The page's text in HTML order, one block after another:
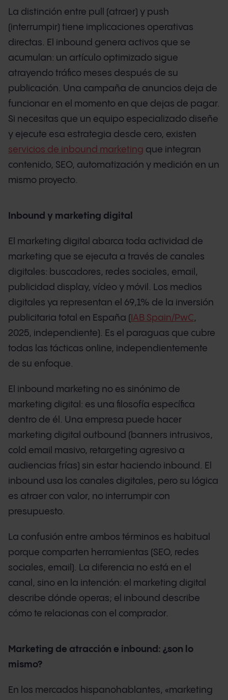
La distinción entre pull (atraer) y push
(interrumpir) tiene implicaciones operativas
directas. El inbound genera activos que se
acumulan: un artículo optimizado sigue
atrayendo tráfico meses después de su
publicación. Una campaña de anuncios deja de
funcionar en el momento en que dejas de pagar.
Si necesitas que un equipo especializado diseñe
y ejecute esa estrategia desde cero, existen
servicios de inbound marketing que integran
contenido, SEO, automatización y medición en un
mismo proyecto.
Inbound y marketing digital
El marketing digital abarca toda actividad de
marketing que se ejecuta a través de canales
digitales: buscadores, redes sociales, email,
publicidad display, vídeo y móvil. Los medios
digitales ya representan el 69,1% de la inversión
publicitaria total en España ( IAB Spain/PwC,
2025, independiente). Es el paraguas que cubre
todas las tácticas online, independientemente
de su enfoque.
El inbound marketing no es sinónimo de
marketing digital: es una filosofía específica
dentro de él. Una empresa puede hacer
marketing digital outbound (banners intrusivos,
cold email masivo, retargeting agresivo a
audiencias frías) sin estar haciendo inbound. El
inbound usa los canales digitales, pero su lógica
es atraer con valor, no interrumpir con
presupuesto.
La confusión entre ambos términos es habitual
porque comparten herramientas (SEO, redes
sociales, email). La diferencia no está en el
canal, sino en la intención: el marketing digital
describe dónde operas; el inbound describe
cómo te relacionas con el comprador.
Marketing de atracción e inbound: ¿son lo
mismo?
En los mercados hispanohablantes, «marketing